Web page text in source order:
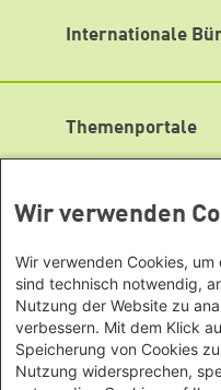
Heinrich-Böll-
Baden-Württemberg
Hamburg
Mecklenburg-
Niedersachsen
Nordrhein-Westfalen
Rheinland-Pfalz
Saarland
Internationale
Büro Neu-Delhi -
Büro Phnom Penh -
Büro Seoul -
Afrika
Büro Horn von
Somalia/Somaliland,
Äthiopien
Büro Nairobi - Kenia,
Themenportale
Grüne Akademie
Archiv Grünes
Studienwerk
Mediatheken
Info Hub Plastic
Antifeminismus
Gender Mediathek
Grüne Websites
Bündnis 90 / Die
Bundestagsfraktion
Wir verwenden
Wir verwenden Cookies,
sind technisch notwendig,
Nutzung der Website zu
verbessern. Mit dem Klick
Speicherung von Cookies
Nutzung widersprechen,